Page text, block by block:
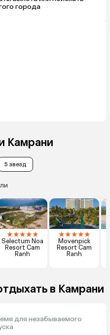
города
Камрани
5 звезд
★★★★★
Selectum Noa
Resort Cam
Ranh
★★★★★
Movenpick
Resort Cam
Ranh
в Камрани
для незабываемого